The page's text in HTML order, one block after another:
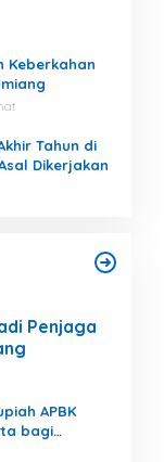
Keberkahan
Tahun di
Dikerjakan
Penjaga
APBK
bagi